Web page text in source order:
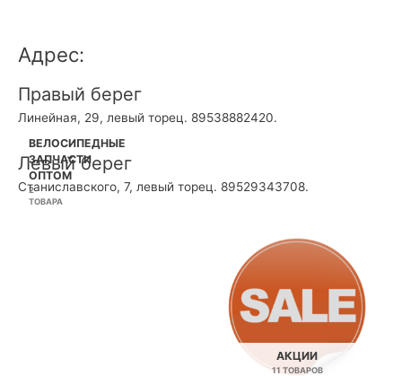
Адрес:
Правый берег
Линейная, 29, левый торец. 89538882420.
Левый берег
Станиславского, 7, левый торец. 89529343708.
ВЕЛОСИПЕДНЫЕ
ЗАПЧАСТИ
ОПТОМ
2
ТОВАРА
АКЦИИ
11 ТОВАРОВ